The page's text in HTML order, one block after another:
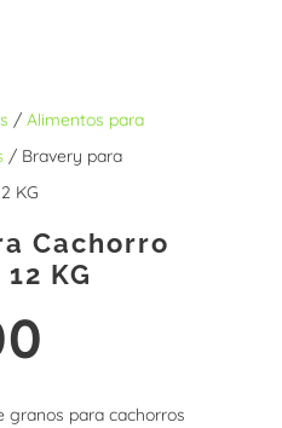
/ Alimentos para
/ Bravery para
KG
Cachorro
KG
granos para cachorros